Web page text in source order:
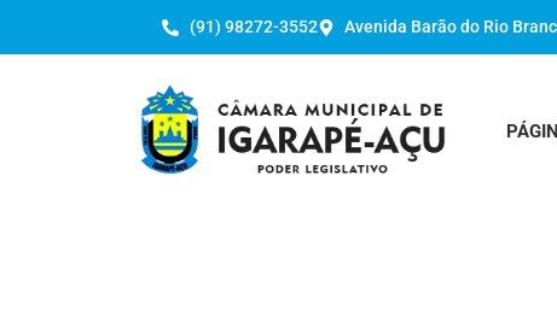
(91) 98272-3552 Avenida Barão do Rio